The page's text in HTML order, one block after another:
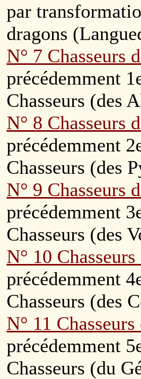
par
dragons
N° 7 Chasseurs
précédemment
Chasseurs (des
N° 8 Chasseurs
précédemment
Chasseurs (des
N° 9 Chasseurs
précédemment
Chasseurs (des
N° 10
précédemment
Chasseurs (des
N° 11
précédemment
Chasseurs (du